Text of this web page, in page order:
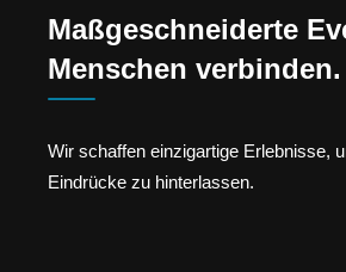
Maßgeschneiderte
Menschen verbinden.
Wir schaffen einzigartige Erlebnisse,
Eindrücke zu hinterlassen.